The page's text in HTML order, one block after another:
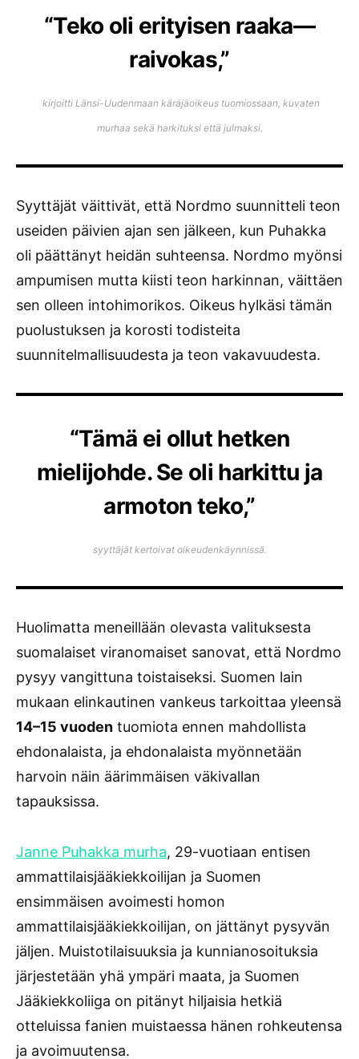
“Teko oli erityisen raaka—
raivokas,”
kirjoitti Länsi-Uudenmaan käräjäoikeus tuomiossaan, kuvaten
murhaa sekä harkituksi että julmaksi.
Syyttäjät väittivät, että Nordmo suunnitteli teon
useiden päivien ajan sen jälkeen, kun Puhakka
oli päättänyt heidän suhteensa. Nordmo myönsi
ampumisen mutta kiisti teon harkinnan, väittäen
sen olleen intohimorikos. Oikeus hylkäsi tämän
puolustuksen ja korosti todisteita
suunnitelmallisuudesta ja teon vakavuudesta.
“Tämä ei ollut hetken
mielijohde. Se oli harkittu ja
armoton teko,”
syyttäjät kertoivat oikeudenkäynnissä.
Huolimatta meneillään olevasta valituksesta
suomalaiset viranomaiset sanovat, että Nordmo
pysyy vangittuna toistaiseksi. Suomen lain
mukaan elinkautinen vankeus tarkoittaa yleensä
14–15 vuoden tuomiota ennen mahdollista
ehdonalaista, ja ehdonalaista myönnetään
harvoin näin äärimmäisen väkivallan
tapauksissa.
Janne Puhakka murha, 29-vuotiaan entisen
ammattilaisjääkiekkoilijan ja Suomen
ensimmäisen avoimesti homon
ammattilaisjääkiekkoilijan, on jättänyt pysyvän
jäljen. Muistotilaisuuksia ja kunnianosoituksia
järjestetään yhä ympäri maata, ja Suomen
Jääkiekkoliiga on pitänyt hiljaisia hetkiä
otteluissa fanien muistaessa hänen rohkeutensa
ja avoimuutensa.